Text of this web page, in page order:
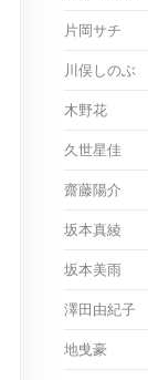
片岡サチ
川俣しのぶ
木野花
久世星佳
齋藤陽介
坂本真綾
坂本美雨
澤田由紀子
地曵豪